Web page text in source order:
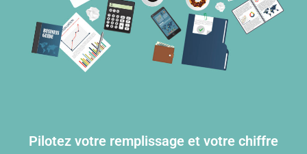
Pilotez votre remplissage et votre chiffre